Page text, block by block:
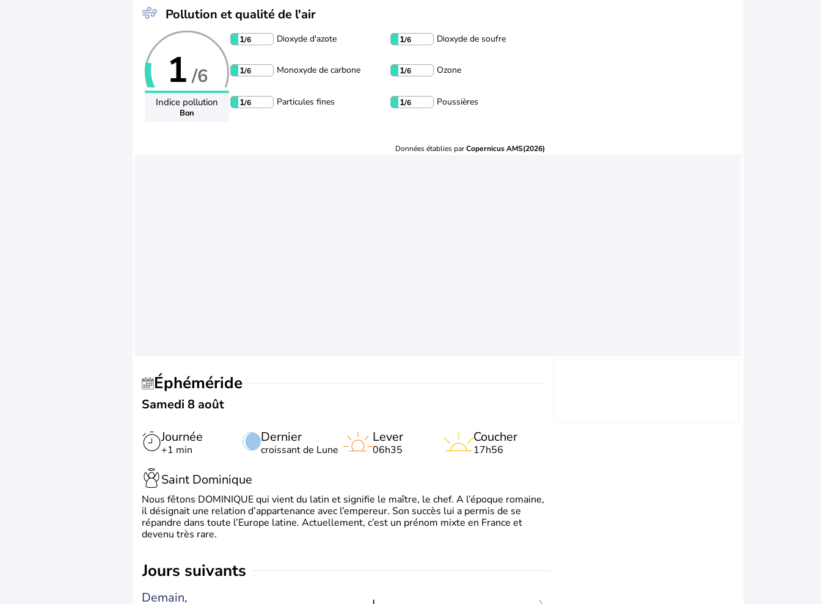
Pollution et qualité de l'air
1 /6
Indice pollution
Bon
1/6 Dioxyde d'azote 1/6 Dioxyde de soufre
1/6 Monoxyde de carbone 1/6 Ozone
1/6 Particules fines 1/6 Poussières
Données établies parCopernicus AMS(2026)
Éphéméride
Samedi 8 août
Journée
+1 min
Dernier
croissant de Lune
Lever
06h35
Coucher
17h56
Saint Dominique
Nous fêtons DOMINIQUE qui vient du latin et signifie le maître, le chef. A l’époque romaine,
il désignait une relation d’appartenance avec l’empereur. Son succès lui a permis de se
répandre dans toute l’Europe latine. Actuellement, c’est un prénom mixte en France et
devenu très rare.
jours suivants
Demain,